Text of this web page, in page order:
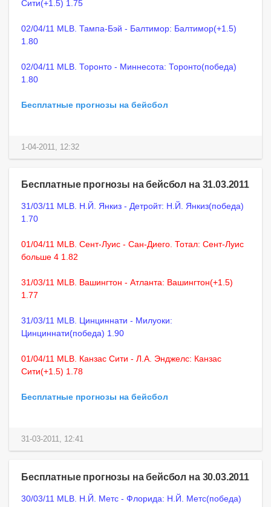
Сити(+1.5) 1.75
02/04/11 MLB. Тампа-Бэй - Балтимор: Балтимор(+1.5)
1.80
02/04/11 MLB. Торонто - Миннесота: Торонто(победа)
1.80
Бесплатные прогнозы на бейсбол
1-04-2011, 12:32
Бесплатные прогнозы на бейсбол на 31.03.2011
31/03/11 MLB. Н.Й. Янкиз - Детройт: Н.Й. Янкиз(победа)
1.70
01/04/11 MLB. Сент-Луис - Сан-Диего. Тотал: Сент-Луис
больше 4 1.82
31/03/11 MLB. Вашингтон - Атланта: Вашингтон(+1.5)
1.77
31/03/11 MLB. Цинциннати - Милуоки:
Цинциннати(победа) 1.90
01/04/11 MLB. Канзас Сити - Л.А. Энджелс: Канзас
Сити(+1.5) 1.78
Бесплатные прогнозы на бейсбол
31-03-2011, 12:41
Бесплатные прогнозы на бейсбол на 30.03.2011
30/03/11 MLB. Н.Й. Метс - Флорида: Н.Й. Метс(победа)